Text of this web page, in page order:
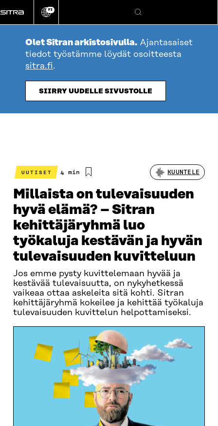
suoraan
sisältöön
Vaihda
kieli
FI
Hae
Olet Sitran arkistosivulla. Ajantasaiset
tiedot työstämme löydät osoitteesta
sitra.fi.
SIIRRY UUDELLE SIVUSTOLLE
UUTISET
Arvioitu
4 min KUUNTELE
Millaista on tulevaisuuden
hyvä elämä? – Sitran
kehittäjäryhmä luo
työkaluja kestävän ja hyvän
tulevaisuuden kuvitteluun
Jos emme pysty kuvittelemaan hyvää ja
kestävää tulevaisuutta, on nykyhetkessä
vaikeaa ottaa askeleita sitä kohti. Sitran
kehittäjäryhmä kokeilee ja kehittää työkaluja
tulevaisuuden kuvittelun helpottamiseksi.